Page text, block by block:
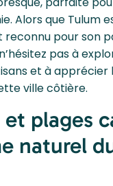
Alors que Tulum
pour son
pas à
et à apprécier
ville côtière.
plages
naturel